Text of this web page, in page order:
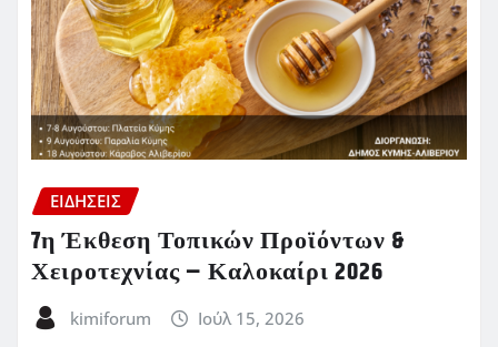
ΕΙΔΗΣΕΙΣ
7η Έκθεση Τοπικών Προϊόντων &
Χειροτεχνίας – Καλοκαίρι 2026
kimiforum Ιούλ 15, 2026